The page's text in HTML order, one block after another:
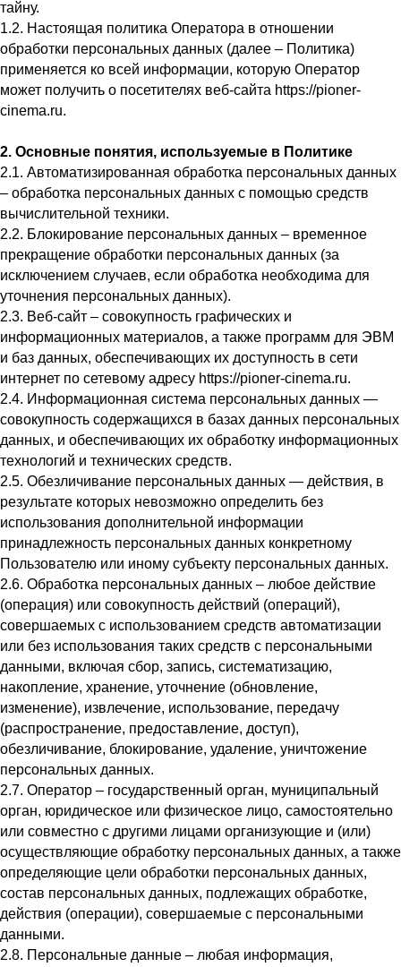
тайну.
1.2. Настоящая политика Оператора в отношении
обработки персональных данных (далее – Политика)
применяется ко всей информации, которую Оператор
может получить о посетителях веб-сайта https://pioner-
cinema.ru.
2. Основные понятия, используемые в Политике
2.1. Автоматизированная обработка персональных данных
– обработка персональных данных с помощью средств
вычислительной техники.
2.2. Блокирование персональных данных – временное
прекращение обработки персональных данных (за
исключением случаев, если обработка необходима для
уточнения персональных данных).
2.3. Веб-сайт – совокупность графических и
информационных материалов, а также программ для ЭВМ
и баз данных, обеспечивающих их доступность в сети
интернет по сетевому адресу https://pioner-cinema.ru.
2.4. Информационная система персональных данных —
совокупность содержащихся в базах данных персональных
данных, и обеспечивающих их обработку информационных
технологий и технических средств.
2.5. Обезличивание персональных данных — действия, в
результате которых невозможно определить без
использования дополнительной информации
принадлежность персональных данных конкретному
Пользователю или иному субъекту персональных данных.
2.6. Обработка персональных данных – любое действие
(операция) или совокупность действий (операций),
совершаемых с использованием средств автоматизации
или без использования таких средств с персональными
данными, включая сбор, запись, систематизацию,
накопление, хранение, уточнение (обновление,
изменение), извлечение, использование, передачу
(распространение, предоставление, доступ),
обезличивание, блокирование, удаление, уничтожение
персональных данных.
2.7. Оператор – государственный орган, муниципальный
орган, юридическое или физическое лицо, самостоятельно
или совместно с другими лицами организующие и (или)
осуществляющие обработку персональных данных, а также
определяющие цели обработки персональных данных,
состав персональных данных, подлежащих обработке,
действия (операции), совершаемые с персональными
данными.
2.8. Персональные данные – любая информация,